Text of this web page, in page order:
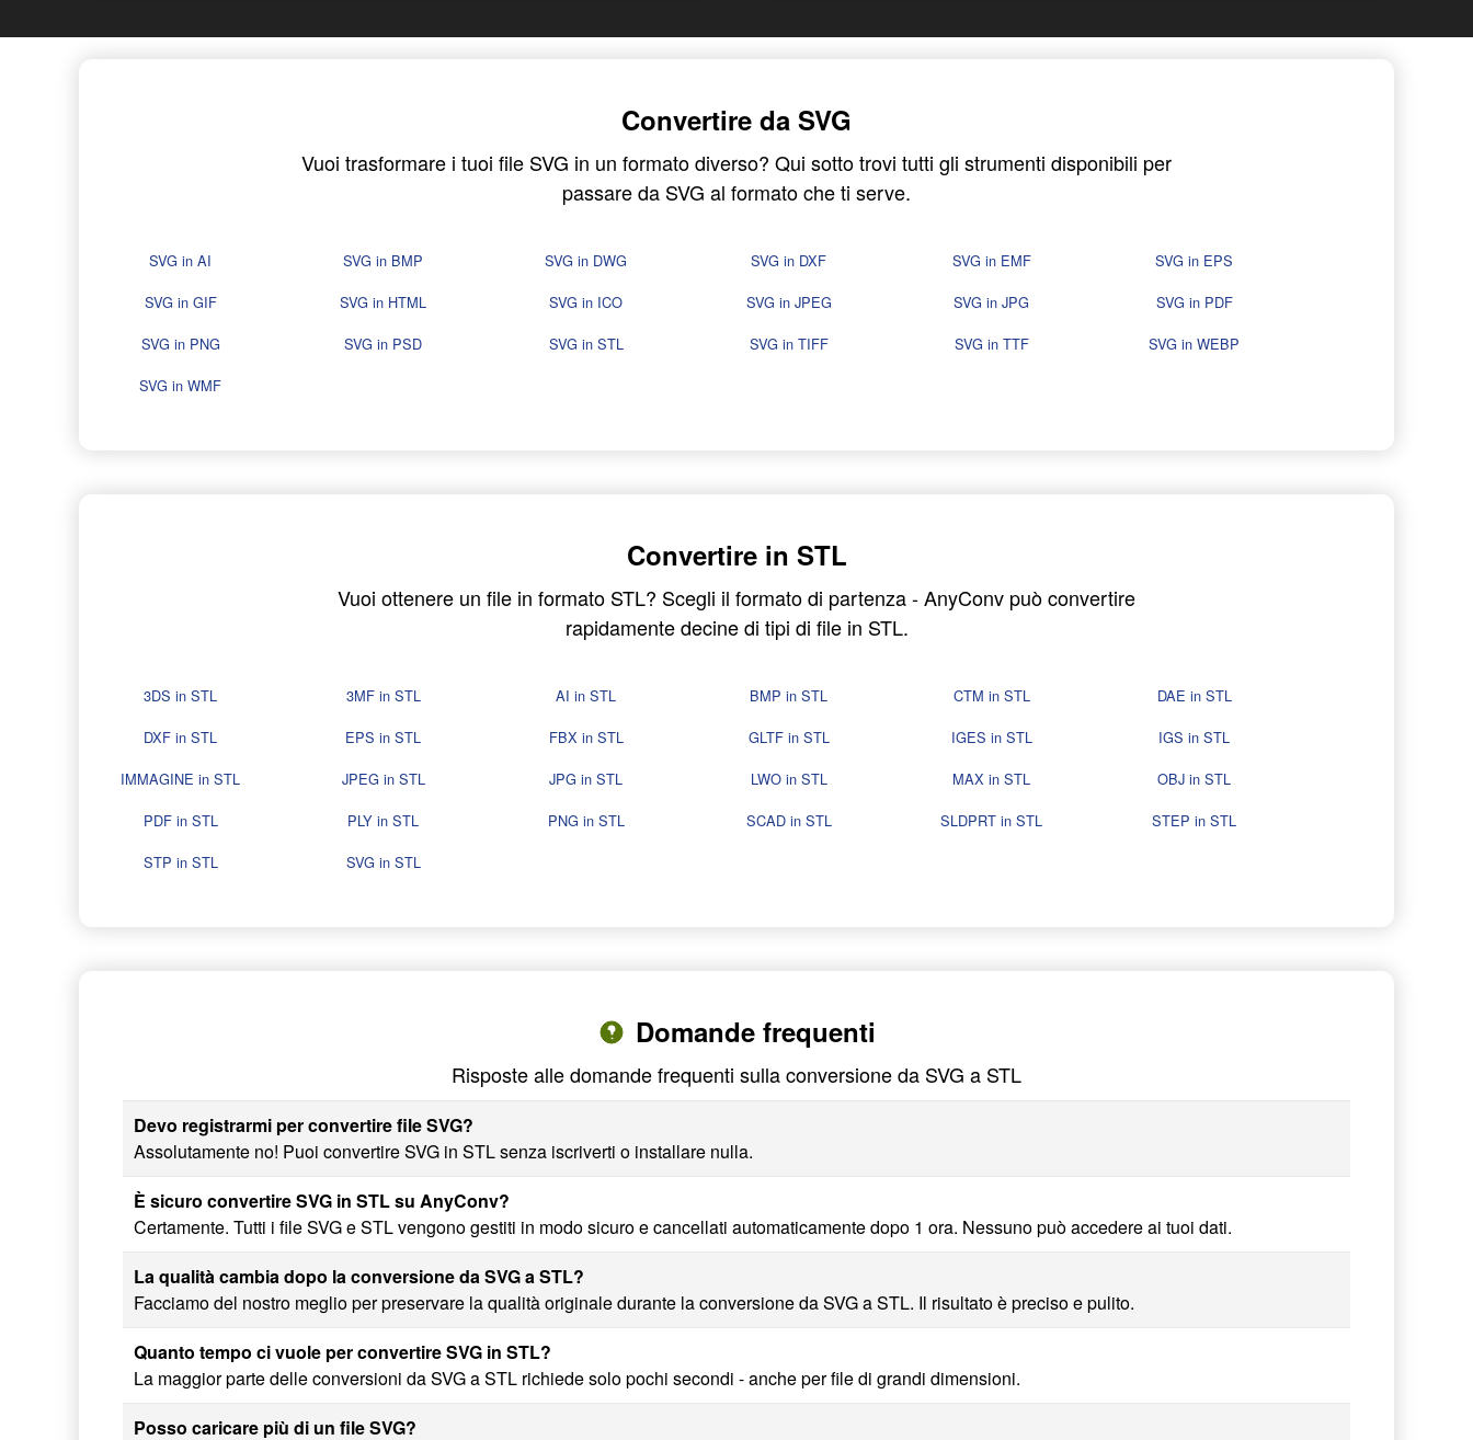
Convertire da SVG
Vuoi trasformare i tuoi file SVG in un formato diverso? Qui sotto trovi tutti gli strumenti disponibili per
passare da SVG al formato che ti serve.
SVG in AI SVG in BMP SVG in DWG SVG in DXF SVG in EMF
SVG in EPS
SVG in GIF
SVG in HTML SVG in ICO SVG in JPEG SVG in JPG
SVG in PDF
SVG in PNG
SVG in PSD SVG in STL SVG in TIFF SVG in TTF
SVG in WEBP
SVG in WMF
Convertire in STL
Vuoi ottenere un file in formato STL? Scegli il formato di partenza - AnyConv può convertire
rapidamente decine di tipi di file in STL.
3DS in STL 3MF in STL AI in STL BMP in STL CTM in STL
DAE in STL
DXF in STL
EPS in STL FBX in STL GLTF in STL IGES in STL
IGS in STL
IMMAGINE in STL
JPEG in STL JPG in STL LWO in STL MAX in STL
OBJ in STL
PDF in STL
PLY in STL PNG in STL SCAD in STL SLDPRT in STL
STEP in STL
STP in STL
SVG in STL
Domande frequenti
Risposte alle domande frequenti sulla conversione da SVG a STL
Devo registrarmi per convertire file SVG?
Assolutamente no! Puoi convertire SVG in STL senza iscriverti o installare nulla.
È sicuro convertire SVG in STL su AnyConv?
Certamente. Tutti i file SVG e STL vengono gestiti in modo sicuro e cancellati automaticamente dopo 1 ora. Nessuno può accedere ai tuoi dati.
La qualità cambia dopo la conversione da SVG a STL?
Facciamo del nostro meglio per preservare la qualità originale durante la conversione da SVG a STL. Il risultato è preciso e pulito.
Quanto tempo ci vuole per convertire SVG in STL?
La maggior parte delle conversioni da SVG a STL richiede solo pochi secondi - anche per file di grandi dimensioni.
Posso caricare più di un file SVG?